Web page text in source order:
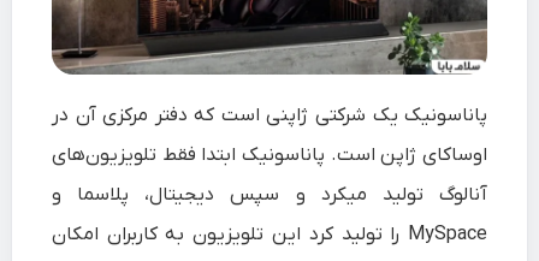
پاناسونیکیک شرکتی ژاپنی است که دفتر مرکزی آن در
اوساکای ژاپن است. پاناسونیک ابتدا فقط تلویزیون‌های
آنالوگ تولید میکرد و سپس دیجیتال، پلاسما و
MySpace را تولید کرد این تلویزیون به کاربران امکان